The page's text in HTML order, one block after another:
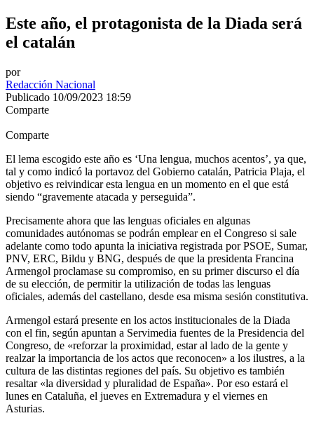
Este año, el protagonista de la Diada será
el catalán
por
Redacción Nacional
Publicado 10/09/2023 18:59
Comparte
Comparte
El lema escogido este año es ‘Una lengua, muchos acentos’, ya que,
tal y como indicó la portavoz del Gobierno catalán, Patricia Plaja, el
objetivo es reivindicar esta lengua en un momento en el que está
siendo “gravemente atacada y perseguida”.
Precisamente ahora que las lenguas oficiales en algunas
comunidades autónomas se podrán emplear en el Congreso si sale
adelante como todo apunta la iniciativa registrada por PSOE, Sumar,
PNV, ERC, Bildu y BNG, después de que la presidenta Francina
Armengol proclamase su compromiso, en su primer discurso el día
de su elección, de permitir la utilización de todas las lenguas
oficiales, además del castellano, desde esa misma sesión constitutiva.
Armengol estará presente en los actos institucionales de la Diada
con el fin, según apuntan a Servimedia fuentes de la Presidencia del
Congreso, de «reforzar la proximidad, estar al lado de la gente y
realzar la importancia de los actos que reconocen» a los ilustres, a la
cultura de las distintas regiones del país. Su objetivo es también
resaltar «la diversidad y pluralidad de España». Por eso estará el
lunes en Cataluña, el jueves en Extremadura y el viernes en
Asturias.